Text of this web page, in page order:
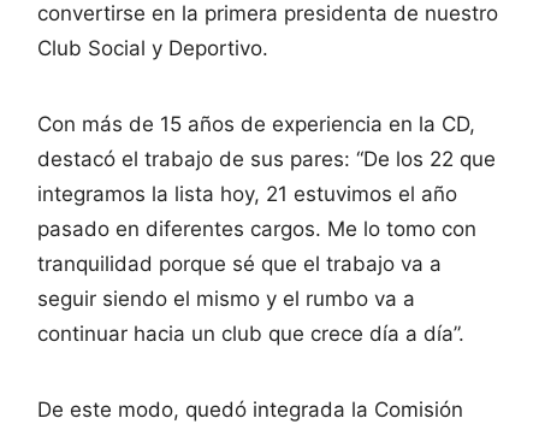
convertirse en la primera presidenta de nuestro
Club Social y Deportivo.
Con más de 15 años de experiencia en la CD,
destacó el trabajo de sus pares: “De los 22 que
integramos la lista hoy, 21 estuvimos el año
pasado en diferentes cargos. Me lo tomo con
tranquilidad porque sé que el trabajo va a
seguir siendo el mismo y el rumbo va a
continuar hacia un club que crece día a día”.
De este modo, quedó integrada la Comisión